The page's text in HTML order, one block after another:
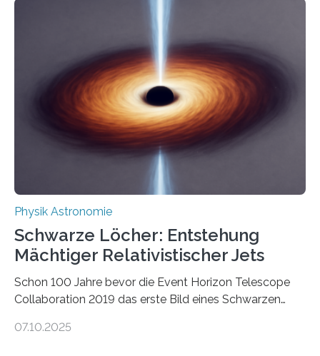
Quantenmotoren voranbringen. Das
Wissenschaftsjournal Science Advances veröffentlichte
die Herleitung. (DOI: 10.1126/sciadv.adw8462)
Verbrennungsmotoren oder Dampfturbinen sind
Wärmekraftmaschinen: Sie wandeln thermische
Energie in mechanische Bewegung um – oder anders
ausgedrückt, Wärme in Bewegung. In
quantenmechanischen Experimenten ist es in den…
Physik Astronomie
Schwarze Löcher: Entstehung
Mächtiger Relativistischer Jets
Schon 100 Jahre bevor die Event Horizon Telescope
Collaboration 2019 das erste Bild eines Schwarzen
hatte der Astronom Heber Curtis einen seltsamen
07.10.2025